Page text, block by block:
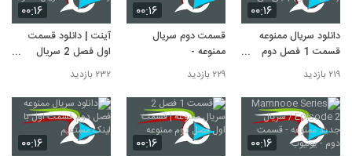
۰۰:۱۶
دانلود سریال ممنوعه
قسمت 1 فصل دوم
(فصل1کامل) | جی دی
۲۱۹ بازدید
۰۰:۱۶
قسمت دوم سریال
ممنوعه -
۲۲۹ بازدید
۰۰:۱۶
آینت | دانلود قسمت
اول فصل 2 سریال
سریال ممنوعه
۲۳۲ بازدید
۰۰:۱۶ ۰۰:۱۶ ۰۰:۱۶